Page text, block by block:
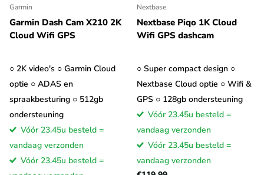
Garmin
Garmin Dash Cam X210 2K
Cloud Wifi GPS
○ 2K video's ○ Garmin Cloud
optie ○ ADAS en
spraakbesturing ○ 512gb
ondersteuning
Vóór 23.45u besteld =
vandaag verzonden
Vóór 23.45u besteld =
Nextbase
Nextbase Piqo 1K Cloud
Wifi GPS dashcam
○ Super compact design ○
Nextbase Cloud optie ○ Wifi &
GPS ○ 128gb ondersteuning
Vóór 23.45u besteld =
vandaag verzonden
Vóór 23.45u besteld =
vandaag verzonden